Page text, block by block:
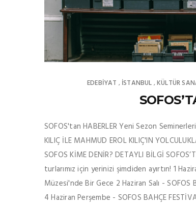
EDEBIYAT , İSTANBUL ,KÜLTÜR
SOFOS'tan HABERLER Yeni Sezon
KILIÇ İLE MAHMUD EROL KILIÇ'IN
SOFOS KİME DENİR? DETAYLI BİLGİ
turlarımız için yerinizi şimdiden ayırtın! 1
Müzesi'nde Bir Gece 2 Haziran Salı - SOFOS
4 Haziran Perşembe - SOFOS BAHÇE